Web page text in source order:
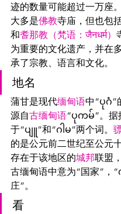
迹的数量可能超过一万座
大多是佛教寺庙，但也包
和耆那教（梵语 ：जैनधर्म）
为重要的文化遗产，并在
承了宗教、语言和文化。
地名
蒲甘是现代缅甸语中“ပုဂံ”
源自古缅甸语“ပုကမ်”。据
于“ပျူ”和“ဂါမ”两个词。
的是公元前二世纪至公元
存在于该地区的城邦联盟
古缅甸语中意为“国家”，“
庄”。
看